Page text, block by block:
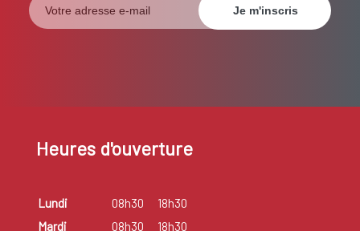
Heures d'ouverture
Lundi 08h30
18h30
Mardi
08h30
18h30